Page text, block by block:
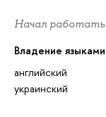
Начал
Владение языками
английский
украинский